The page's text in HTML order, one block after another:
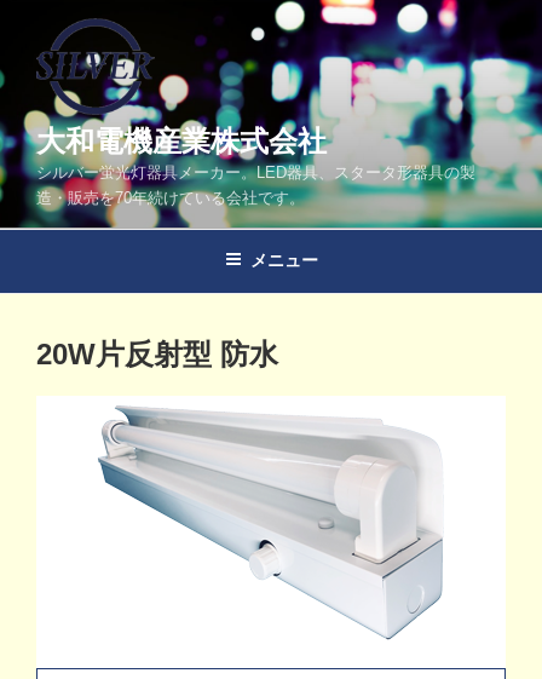
テ
ツ
へ
ス
大和電機産業株式会社
シルバー蛍光灯器具メーカー。LED器具、スタータ形器具の製
造・販売を70年続けている会社です。
メニュー
稿
20W片反射型 防水